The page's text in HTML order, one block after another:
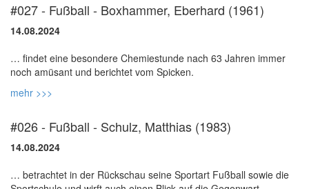
#027 - Fußball - Boxhammer, Eberhard (1961)
14.08.2024
… findet eine besondere Chemiestunde nach 63 Jahren immer
mehr >>>
#026 - Fußball - Schulz, Matthias (1983)
14.08.2024
… betrachtet in der Rückschau seine Sportart Fußball sowie die